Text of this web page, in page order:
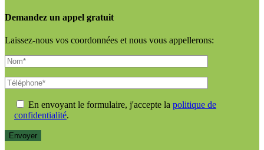
Demandez un appel gratuit
Laissez-nous vos coordonnées et nous vous appellerons:
En envoyant le formulaire, j'accepte la politique de
confidentialité.
Envoyer